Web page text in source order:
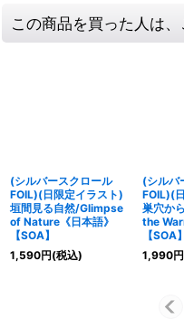
この商品を買った人は
(シルバースクロール
FOIL)(日限定イラスト)
垣間見る自然/Glimpse
of Nature《日本語》
【SOA】
1,590円(税込)
(シルバ
FOIL)(
巣穴か
the
【SOA】
1,990円